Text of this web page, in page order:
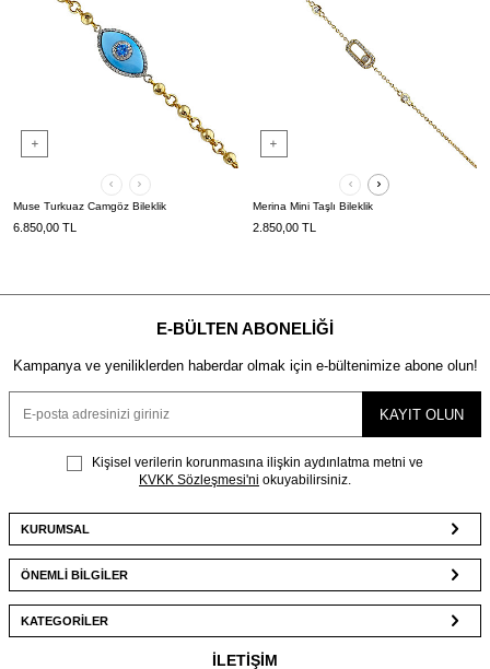
Muse Turkuaz Camgöz Bileklik
6.850,00 TL
Merina Mini Taşlı Bileklik
2.850,00TL
E-BÜLTEN ABONELIĞI
Kampanya ve yeniliklerden haberdar olmak için e-bültenimize abone olun!
KAYIT OLUN
Kişisel verilerin korunmasına ilişkin aydınlatma metni ve
KVKK Sözleşmesi'ni okuyabilirsiniz.
KURUMSAL
ÖNEMLİ BİLGİLER
KATEGORİLER
İLETİŞİM